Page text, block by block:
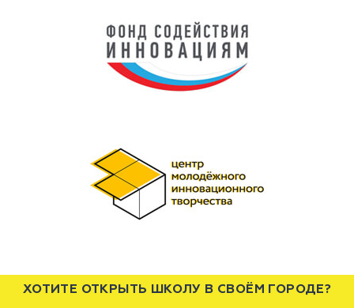
ХОТИТЕ ОТКРЫТЬ ШКОЛУ В СВОЁМ ГОРОДЕ?